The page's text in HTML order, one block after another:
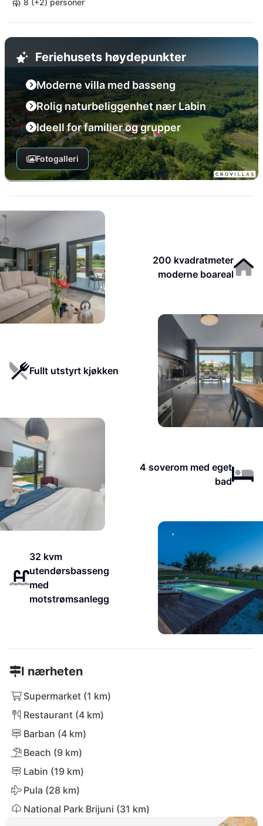
8 (+2) personer
Feriehusets høydepunkter
Moderne villa med basseng
Rolig naturbeliggenhet nær Labin
Ideell for familier og grupper
Fotogalleri
200 kvadratmeter
moderne boareal
Fullt utstyrt kjøkken
4 soverom med eget
bad
32 kvm
utendørsbasseng
med
motstrømsanlegg
I nærheten
Supermarket (1 km)
Restaurant (4 km)
Barban (4 km)
Beach (9 km)
Labin (19 km)
Pula (28 km)
National Park Brijuni (31 km)